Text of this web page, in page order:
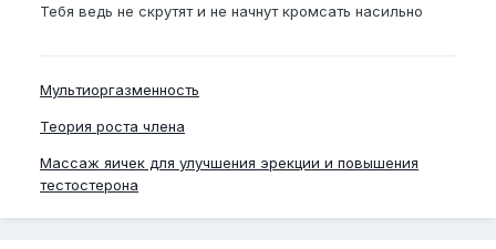
Тебя ведь не скрутят и не начнут кромсать насильно
Мультиоргазменность
Теория роста члена
Массаж яичек для улучшения эрекции и повышения
тестостерона